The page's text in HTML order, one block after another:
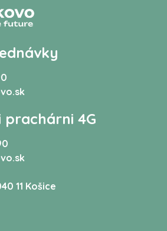
prachárni 4G
11 Košice